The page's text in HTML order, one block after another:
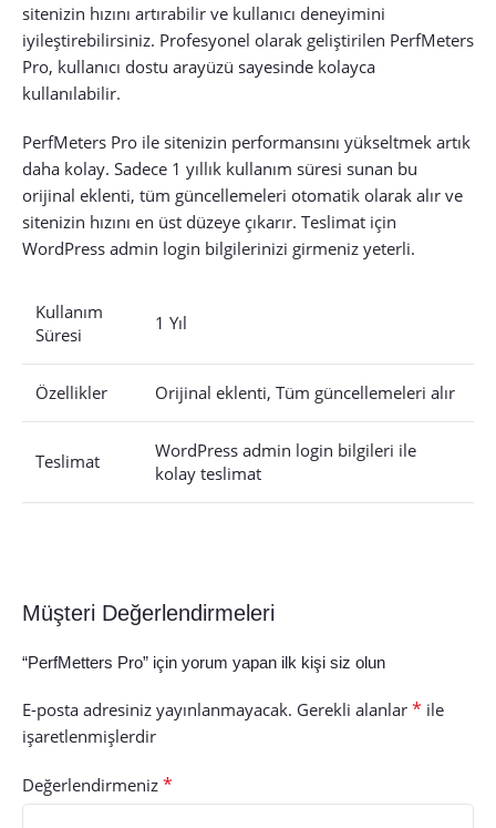
sitenizin hızını artırabilir ve kullanıcı deneyimini
iyileştirebilirsiniz. Profesyonel olarak geliştirilen PerfMeters
Pro, kullanıcı dostu arayüzü sayesinde kolayca
kullanılabilir.
PerfMeters Pro ile sitenizin performansını yükseltmek artık
daha kolay. Sadece 1 yıllık kullanım süresi sunan bu
orijinal eklenti, tüm güncellemeleri otomatik olarak alır ve
sitenizin hızını en üst düzeye çıkarır. Teslimat için
WordPress admin login bilgilerinizi girmeniz yeterli.
Kullanım
Süresi
1 Yıl
Özellikler Orijinal eklenti, Tüm güncellemeleri alır
Teslimat
WordPress admin login bilgileri ile
kolay teslimat
Müşteri Değerlendirmeleri
“PerfMetters Pro” için yorum yapan ilk kişi siz olun
E-posta adresiniz yayınlanmayacak. Gerekli alanlar * ile
işaretlenmişlerdir
Değerlendirmeniz *